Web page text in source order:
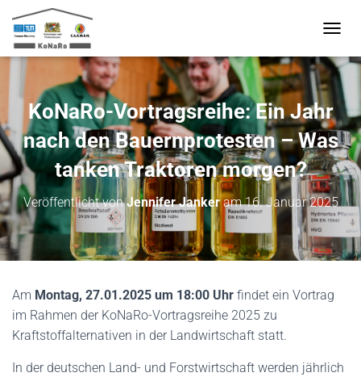
A
V
A
T
I
O
N
U
M
S
C
H
T
KoNaRo-Vortragsreihe: Ein Jahr
nach den Bauernprotesten – Was
tanken Traktoren morgen?
Veröffentlicht vonJennifer Jankeram16. Januar 2025
Am Montag, 27.01.2025 um 18:00 Uhr findet ein Vortrag
im Rahmen der KoNaRo-Vortragsreihe 2025 zu
Kraftstoffalternativen in der Landwirtschaft statt.
In der deutschen Land- und Forstwirtschaft werden jährlich